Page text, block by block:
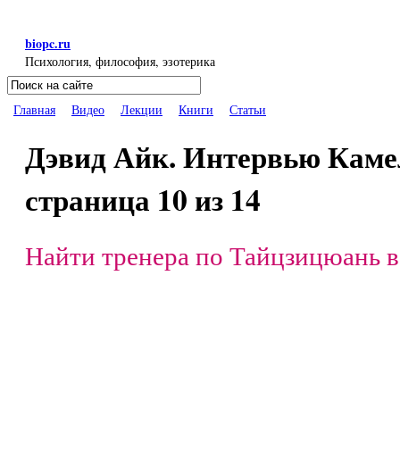
biopc.ru
Психология, философия, эзотерика
Форма поиска
Поиск
Главная Видео Лекции Книги Статьи
Дэвид Айк. Интервью
страница 10 из 14
Найти тренера по Тайцзицюань